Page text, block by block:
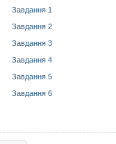
Завдання 1
Завдання 2
Завдання 3
Завдання 4
Завдання 5
Завдання 6